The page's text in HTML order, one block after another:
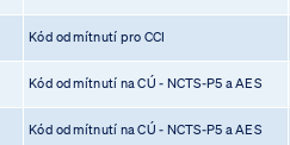
Kód odmítnutí pro CCI
Kód odmítnutí na CÚ - NCTS-P5 a AES
Kód odmítnutí na CÚ - NCTS-P5 a AES